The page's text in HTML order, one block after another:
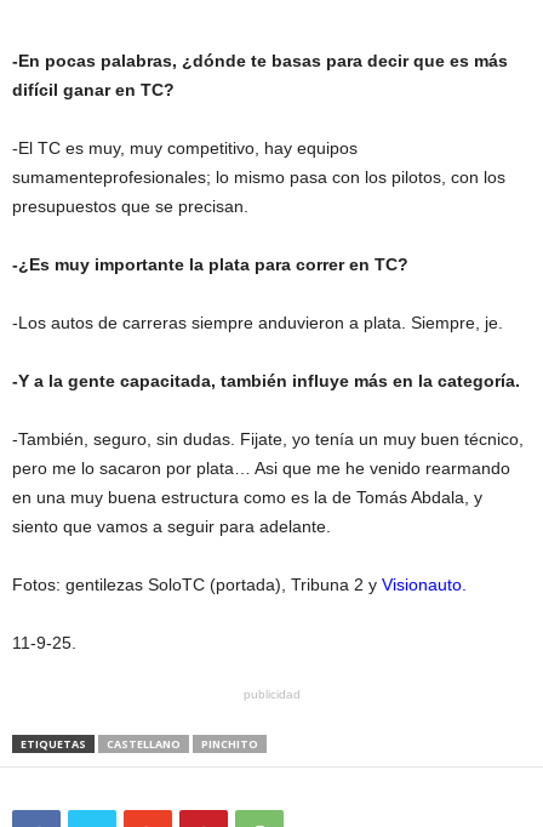
-En pocas palabras, ¿dónde te basas para decir que es más
difícil ganar en TC?
-El TC es muy, muy competitivo, hay equipos
sumamenteprofesionales; lo mismo pasa con los pilotos, con los
presupuestos que se precisan.
-¿Es muy importante la plata para correr en TC?
-Los autos de carreras siempre anduvieron a plata. Siempre, je.
-Y a la gente capacitada, también influye más en la categoría.
-También, seguro, sin dudas. Fijate, yo tenía un muy buen técnico,
pero me lo sacaron por plata… Asi que me he venido rearmando
en una muy buena estructura como es la de Tomás Abdala, y
siento que vamos a seguir para adelante.
Fotos: gentilezas SoloTC (portada), Tribuna 2 y Visionauto.
11-9-25.
publicidad
ETIQUETAS CASTELLANO PINCHITO